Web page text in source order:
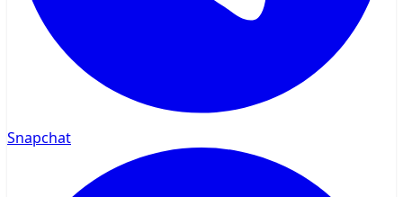
Snapchat